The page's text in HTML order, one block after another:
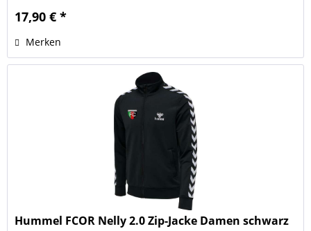
17,90 € *
Merken
Hummel FCOR Nelly 2.0 Zip-Jacke Damen schwarz